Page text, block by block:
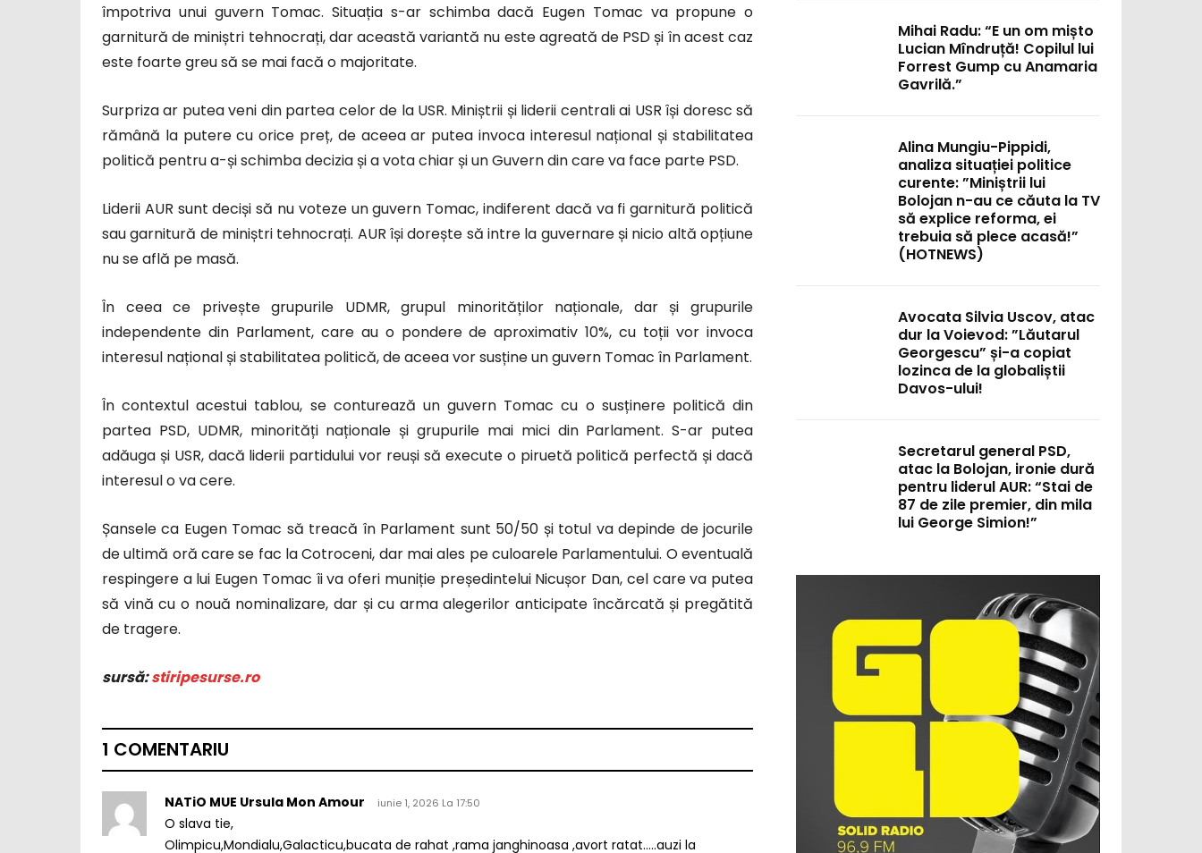
împotriva unui guvern Tomac. Situația s-ar schimba dacă Eugen Tomac va propune o
garnitură de miniștri tehnocrați, dar această variantă nu este agreată de PSD și în acest caz
este foarte greu să se mai facă o majoritate.
Surpriza ar putea veni din partea celor de la USR. Miniștrii și liderii centrali ai USR își doresc să
rămână la putere cu orice preț, de aceea ar putea invoca interesul național și stabilitatea
politică pentru a-și schimba decizia și a vota chiar și un Guvern din care va face parte PSD.
Liderii AUR sunt deciși să nu voteze un guvern Tomac, indiferent dacă va fi garnitură politică
sau garnitură de miniștri tehnocrați. AUR își dorește să intre la guvernare și nicio altă opțiune
nu se află pe masă.
În ceea ce privește grupurile UDMR, grupul minorităților naționale, dar și grupurile
independente din Parlament, care au o pondere de aproximativ 10%, cu toții vor invoca
interesul național și stabilitatea politică, de aceea vor susține un guvern Tomac în Parlament.
În contextul acestui tablou, se conturează un guvern Tomac cu o susținere politică din
partea PSD, UDMR, minorități naționale și grupurile mai mici din Parlament. S-ar putea
adăuga și USR, dacă liderii partidului vor reuși să execute o piruetă politică perfectă și dacă
interesul o va cere.
Șansele ca Eugen Tomac să treacă în Parlament sunt 50/50 și totul va depinde de jocurile
de ultimă oră care se fac la Cotroceni, dar mai ales pe culoarele Parlamentului. O eventuală
respingere a lui Eugen Tomac îi va oferi muniție președintelui Nicușor Dan, cel care va putea
să vină cu o nouă nominalizare, dar și cu arma alegerilor anticipate încărcată și pregătită
de tragere.
sursă:stiripesurse.ro
1 COMENTARIU
NATiO MUE Ursula Mon Amour iunie 1, 2026 La 17:50
O slava tie,
Olimpicu,Mondialu,Galacticu,bucata de rahat ,rama janghinoasa ,avort ratat…..auzi la
Mihai Radu: “E un om mișto
Lucian Mîndruță! Copilul lui
Forrest Gump cu Anamaria
Gavrilă.”
Alina Mungiu-Pippidi,
analiza situației politice
curente: ”Miniștrii lui
Bolojan n-au ce căuta la TV
să explice reforma, ei
trebuia să plece acasă!”
(HOTNEWS)
Avocata Silvia Uscov, atac
dur la Voievod: ”Lăutarul
Georgescu” și-a copiat
lozinca de la globaliștii
Davos-ului!
Secretarul general PSD,
atac la Bolojan, ironie dură
pentru liderul AUR: “Stai de
87 de zile premier, din mila
lui George Simion!”